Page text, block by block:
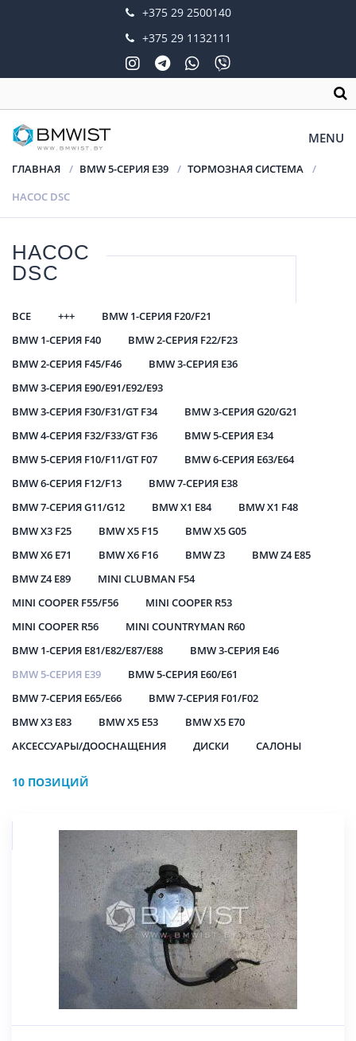
+375 29 2500140
+375 29 1132111
MENU
ГЛАВНАЯ BMW 5-СЕРИЯ E39
ТОРМОЗНАЯ СИСТЕМА
НАСОС DSC
НАСОС
DSC
ВСЕ +++
BMW 1-СЕРИЯ F20/F21
BMW 1-СЕРИЯ F40
BMW 2-СЕРИЯ F22/F23
BMW 2-СЕРИЯ F45/F46
BMW 3-СЕРИЯ E36
BMW 3-СЕРИЯ E90/E91/E92/E93
BMW 3-СЕРИЯ F30/F31/GT F34
BMW 3-СЕРИЯ G20/G21
BMW 4-СЕРИЯ F32/F33/GT F36
BMW 5-СЕРИЯ E34
BMW 5-СЕРИЯ F10/F11/GT F07
BMW 6-СЕРИЯ E63/E64
BMW 6-СЕРИЯ F12/F13
BMW 7-СЕРИЯ E38
BMW 7-СЕРИЯ G11/G12
BMW X1 E84
BMW X1 F48
BMW X3 F25
BMW X5 F15
BMW X5 G05
BMW X6 E71
BMW X6 F16 BMW Z3
BMW Z4 E85
BMW Z4 E89
MINI CLUBMAN F54
MINI COOPER F55/F56
MINI COOPER R53
MINI COOPER R56
MINI COUNTRYMAN R60
BMW 1-СЕРИЯ E81/E82/E87/E88
BMW 3-СЕРИЯ E46
BMW 5-СЕРИЯ E39
BMW 5-СЕРИЯ E60/E61
BMW 7-СЕРИЯ E65/E66
BMW 7-СЕРИЯ F01/F02
BMW X3 E83
BMW X5 E53
BMW X5 E70
АКСЕССУАРЫ/ДООСНАЩЕНИЯ
ДИСКИ САЛОНЫ
10 ПОЗИЦИЙ